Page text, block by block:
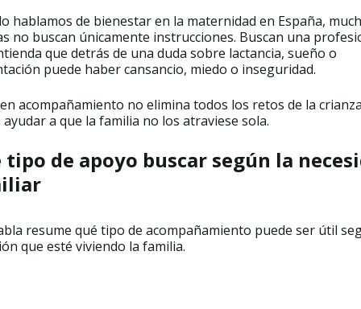
hablamos de bienestar en la maternidad en España,
no buscan únicamente instrucciones. Buscan una
que detrás de una duda sobre lactancia, sueño o
puede haber cansancio, miedo o inseguridad.
acompañamiento no elimina todos los retos de la
ayudar a que la familia no los atraviese sola.
tipo de apoyo buscar según la
resume qué tipo de acompañamiento puede ser útil
que esté viviendo la familia.